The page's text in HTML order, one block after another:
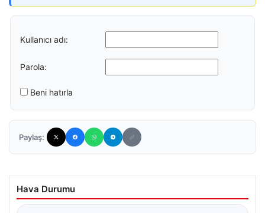
Kullanıcı adı:
Parola:
Beni hatırla
Paylaş:
Hava Durumu